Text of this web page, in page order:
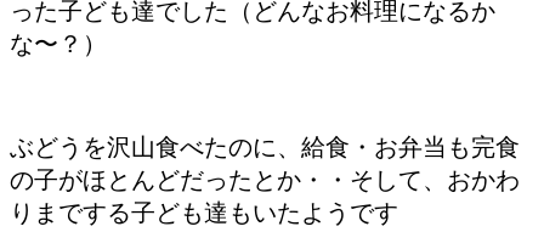
った子ども達でした（どんなお料理になるか
な〜？）
ぶどうを沢山食べたのに、給食・お弁当も完食
の子がほとんどだったとか・・そして、おかわ
りまでする子ども達もいたようです